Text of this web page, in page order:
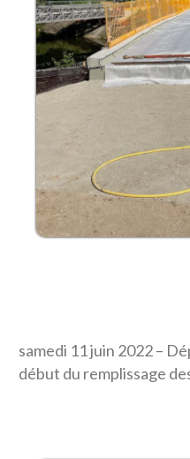
samedi 11 juin 2022 –
début du remplissage